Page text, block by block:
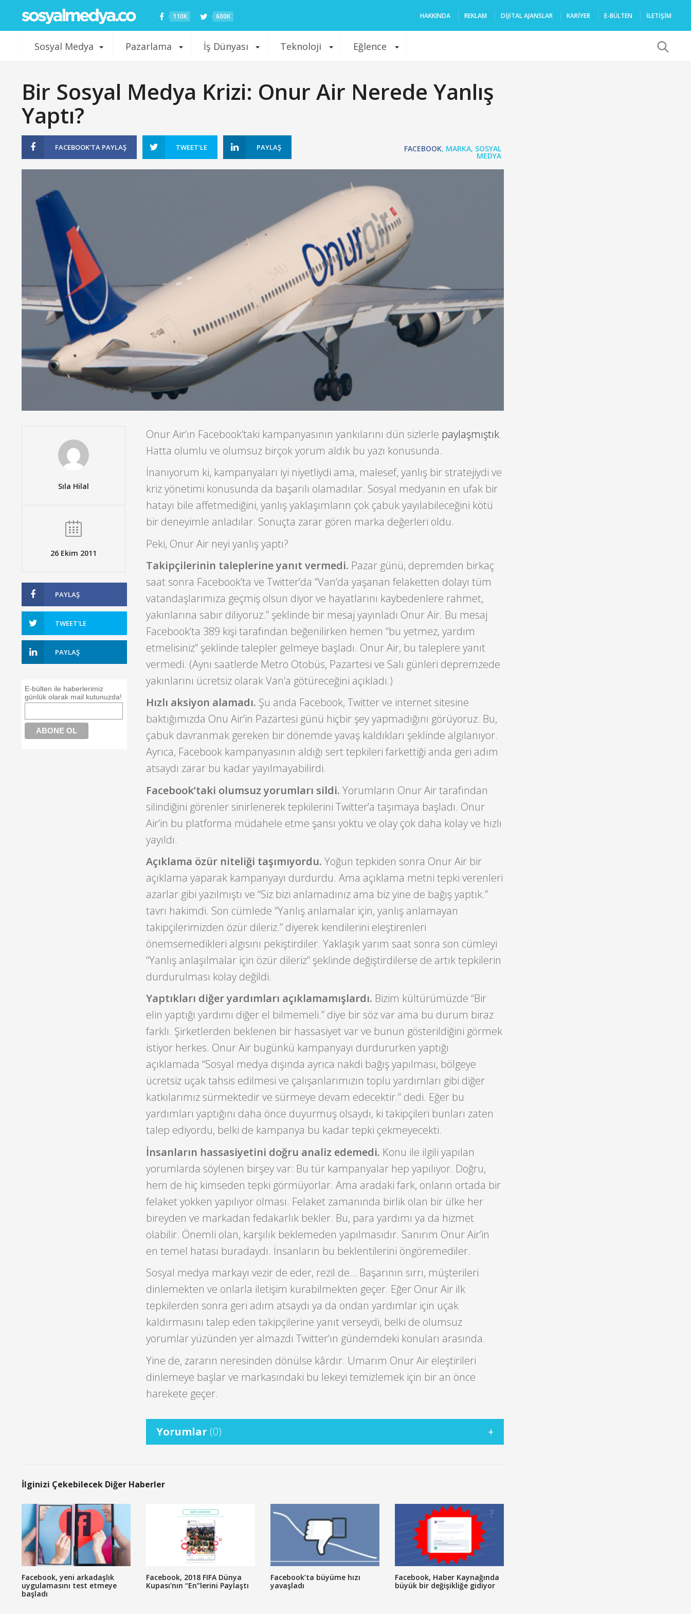
110K 600K HAKKINDA REKLAM DIJITAL AJANSLAR KARIYER E-BÜLTEN İLETİŞİM
Sosyal Medya Pazarlama İş Dünyası Teknoloji Eğlence
Bir Sosyal Medya Krizi: Onur Air Nerede Yanlış
Yaptı?
FACEBOOK'TA PAYLAŞ TWEET'LE PAYLAŞ FACEBOOK, MARKA, SOSYAL
MEDYA
Sıla Hilal
26 Ekim 2011
PAYLAŞ
TWEET'LE
PAYLAŞ
E-bülten ile haberlerimiz
günlük olarak mail kutunuzda!
Onur Air’ın Facebook’taki kampanyasının yankılarını dün sizlerle paylaşmıştık.
Hatta olumlu ve olumsuz birçok yorum aldık bu yazı konusunda.
İnanıyorum ki, kampanyaları iyi niyetliydi ama, malesef, yanlış bir stratejiydi ve
kriz yönetimi konusunda da başarılı olamadılar. Sosyal medyanın en ufak bir
hatayı bile affetmediğini, yanlış yaklaşımların çok çabuk yayılabileceğini kötü
bir deneyimle anladılar. Sonuçta zarar gören marka değerleri oldu.
Peki, Onur Air neyi yanlış yaptı?
Takipçilerinin taleplerine yanıt vermedi. Pazar günü, depremden birkaç
saat sonra Facebook’ta ve Twitter’da “Van’da yaşanan felaketten dolayı tüm
vatandaşlarımıza geçmiş olsun diyor ve hayatlarını kaybedenlere rahmet,
yakınlarına sabır diliyoruz.” şeklinde bir mesaj yayınladı Onur Air. Bu mesaj
Facebook’ta 389 kişi tarafından beğenilirken hemen “bu yetmez, yardım
etmelisiniz” şeklinde talepler gelmeye başladı. Onur Air, bu taleplere yanıt
vermedi. (Aynı saatlerde Metro Otobüs, Pazartesi ve Salı günleri depremzede
yakınlarını ücretsiz olarak Van’a götüreceğini açıkladı.)
Hızlı aksiyon alamadı. Şu anda Facebook, Twitter ve internet sitesine
baktığımızda Onu Air’in Pazartesi günü hiçbir şey yapmadığını görüyoruz. Bu,
çabuk davranmak gereken bir dönemde yavaş kaldıkları şeklinde algılanıyor.
Ayrıca, Facebook kampanyasının aldığı sert tepkileri farkettiği anda geri adım
atsaydı zarar bu kadar yayılmayabilirdi.
Facebook’taki olumsuz yorumları sildi. Yorumların Onur Air tarafından
silindiğini görenler sinirlenerek tepkilerini Twitter’a taşımaya başladı. Onur
Air’in bu platforma müdahele etme şansı yoktu ve olay çok daha kolay ve hızlı
yayıldı.
Açıklama özür niteliği taşımıyordu. Yoğun tepkiden sonra Onur Air bir
açıklama yaparak kampanyayı durdurdu. Ama açıklama metni tepki verenleri
azarlar gibi yazılmıştı ve “Siz bizi anlamadınız ama biz yine de bağış yaptık.”
tavrı hakimdi. Son cümlede “Yanlış anlamalar için, yanlış anlamayan
takipçilerimizden özür dileriz.” diyerek kendilerini eleştirenleri
önemsemedikleri algısını pekiştirdiler. Yaklaşık yarım saat sonra son cümleyi
“Yanlış anlaşılmalar için özür dileriz” şeklinde değiştirdilerse de artık tepkilerin
durdurulması kolay değildi.
Yaptıkları diğer yardımları açıklamamışlardı. Bizim kültürümüzde “Bir
elin yaptığı yardımı diğer el bilmemeli.” diye bir söz var ama bu durum biraz
farklı. Şirketlerden beklenen bir hassasiyet var ve bunun gösterildiğini görmek
istiyor herkes. Onur Air bugünkü kampanyayı durdururken yaptığı
açıklamada “Sosyal medya dışında ayrıca nakdi bağış yapılması, bölgeye
ücretsiz uçak tahsis edilmesi ve çalışanlarımızın toplu yardımları gibi diğer
katkılarımız sürmektedir ve sürmeye devam edecektir.” dedi. Eğer bu
yardımları yaptığını daha önce duyurmuş olsaydı, ki takipçileri bunları zaten
talep ediyordu, belki de kampanya bu kadar tepki çekmeyecekti.
İnsanların hassasiyetini doğru analiz edemedi. Konu ile ilgili yapılan
yorumlarda söylenen birşey var: Bu tür kampanyalar hep yapılıyor. Doğru,
hem de hiç kimseden tepki görmüyorlar. Ama aradaki fark, onların ortada bir
felaket yokken yapılıyor olması. Felaket zamanında birlik olan bir ülke her
bireyden ve markadan fedakarlık bekler. Bu, para yardımı ya da hizmet
olabilir. Önemli olan, karşılık beklemeden yapılmasıdır. Sanırım Onur Air’in
en temel hatası buradaydı. İnsanların bu beklentilerini öngöremediler.
Sosyal medya markayı vezir de eder, rezil de… Başarının sırrı, müşterileri
dinlemekten ve onlarla iletişim kurabilmekten geçer. Eğer Onur Air ilk
tepkilerden sonra geri adım atsaydı ya da ondan yardımlar için uçak
kaldırmasını talep eden takipçilerine yanıt verseydi, belki de olumsuz
yorumlar yüzünden yer almazdı Twitter’ın gündemdeki konuları arasında.
Yine de, zararın neresinden dönülse kârdır. Umarım Onur Air eleştirileri
dinlemeye başlar ve markasındaki bu lekeyi temizlemek için bir an önce
harekete geçer.
Yorumlar (0)
İlginizi Çekebilecek Diğer Haberler
Facebook, yeni arkadaşlık
uygulamasını test etmeye
başladı
Facebook, 2018 FIFA Dünya
Kupası’nın “En”lerini Paylaştı
Facebook’ta büyüme hızı
yavaşladı
Facebook, Haber Kaynağında
büyük bir değişikliğe gidiyor